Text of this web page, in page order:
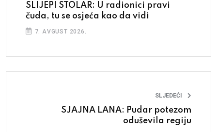
SLIJEPI STOLAR: U radionici pravi
čuda, tu se osjeća kao da vidi
7. AVGUST 2026.
SLJEDEĆI
SJAJNA LANA: Pudar potezom
oduševila regiju